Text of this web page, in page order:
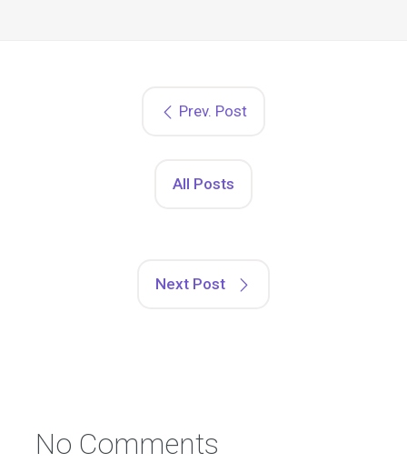
Prev. Post
All Posts
Next Post
No Comments